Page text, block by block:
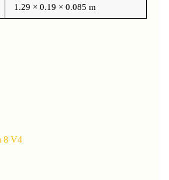
1.29 × 0.19 × 0.085 m
8 V4